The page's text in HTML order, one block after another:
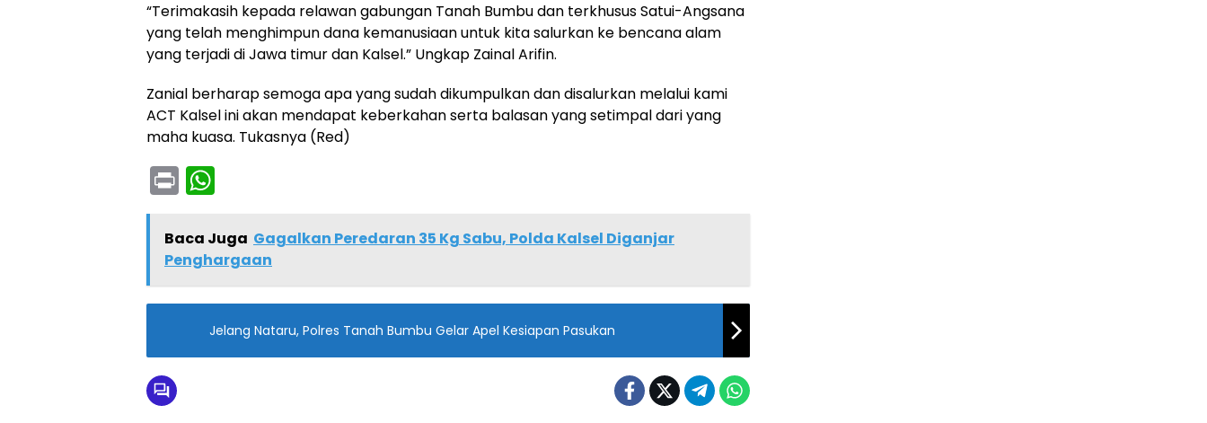
“Terimakasih kepada relawan gabungan Tanah Bumbu dan terkhusus Satui-Angsana
yang telah menghimpun dana kemanusiaan untuk kita salurkan ke bencana alam
yang terjadi di Jawa timur dan Kalsel.” Ungkap Zainal Arifin.
Zanial berharap semoga apa yang sudah dikumpulkan dan disalurkan melalui kami
ACT Kalsel ini akan mendapat keberkahan serta balasan yang setimpal dari yang
maha kuasa. Tukasnya (Red)
Pr
in
t a
ts
A
p
p
Baca Juga Gagalkan Peredaran 35 Kg Sabu, Polda Kalsel Diganjar
Penghargaan
Jelang Nataru, Polres Tanah Bumbu Gelar Apel Kesiapan Pasukan